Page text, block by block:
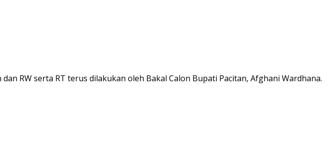
RW serta RT terus dilakukan oleh Bakal Calon Bupati Pacitan, Afghani Wardhana.